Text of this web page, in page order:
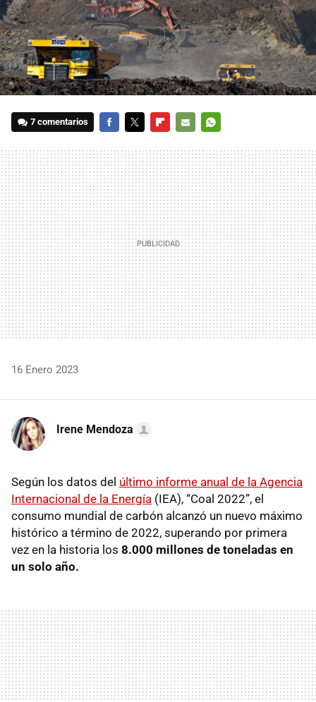
7 comentarios
MAIL
16 Enero 2023
Irene Mendoza
Según los datos del último informe anual de la Agencia
Internacional de la Energía (IEA), “Coal 2022”, el
consumo mundial de carbón alcanzó un nuevo máximo
histórico a término de 2022, superando por primera
vez en la historia los 8.000 millones de toneladas en
un solo año.